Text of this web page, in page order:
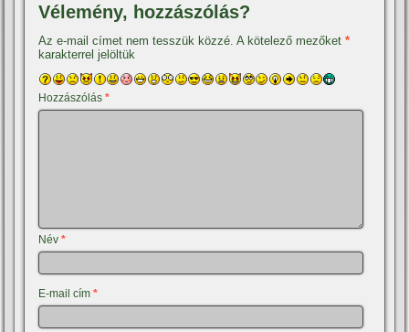
Vélemény, hozzászólás?
Az e-mail címet nem tesszük közzé. A kötelező mezőket*
karakterrel jelöltük
Hozzászólás*
Név*
E-mail cím*